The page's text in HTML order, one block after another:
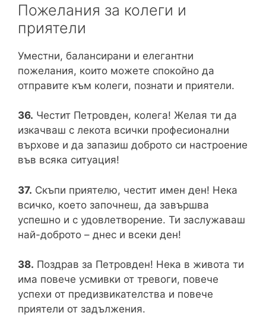
Пожелания за колеги и
приятели
Уместни, балансирани и елегантни
пожелания, които можете спокойно да
отправите към колеги, познати и приятели.
36. Честит Петровден, колега! Желая ти да
изкачваш с лекота всички професионални
върхове и да запазиш доброто си настроение
във всяка ситуация!
37. Скъпи приятелю, честит имен ден! Нека
всичко, което започнеш, да завършва
успешно и с удовлетворение. Ти заслужаваш
най-доброто – днес и всеки ден!
38. Поздрав за Петровден! Нека в живота ти
има повече усмивки от тревоги, повече
успехи от предизвикателства и повече
приятели от задължения.